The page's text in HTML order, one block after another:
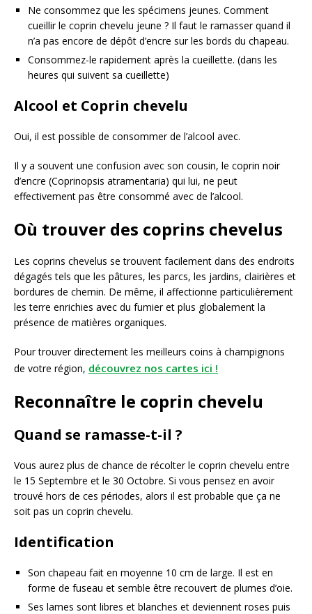
Ne consommez que les spécimens jeunes. Comment
cueillir le coprin chevelu jeune ? Il faut le ramasser quand il
n’a pas encore de dépôt d’encre sur les bords du chapeau.
Consommez-le rapidement après la cueillette. (dans les
heures qui suivent sa cueillette)
Alcool et Coprin chevelu
Oui, il est possible de consommer de l’alcool avec.
Il y a souvent une confusion avec son cousin, le coprin noir
d’encre (Coprinopsis atramentaria) qui lui, ne peut
effectivement pas être consommé avec de l’alcool.
Où trouver des coprins chevelus
Les coprins chevelus se trouvent facilement dans des endroits
dégagés tels que les pâtures, les parcs, les jardins, clairières et
bordures de chemin. De même, il affectionne particulièrement
les terre enrichies avec du fumier et plus globalement la
présence de matières organiques.
Pour trouver directement les meilleurs coins à champignons
de votre région, découvrez nos cartes ici !
Reconnaître le coprin chevelu
Quand se ramasse-t-il ?
Vous aurez plus de chance de récolter le coprin chevelu entre
le 15 Septembre et le 30 Octobre. Si vous pensez en avoir
trouvé hors de ces périodes, alors il est probable que ça ne
soit pas un coprin chevelu.
Identification
Son chapeau fait en moyenne 10 cm de large. Il est en
forme de fuseau et semble être recouvert de plumes d’oie.
Ses lames sont libres et blanches et deviennent roses puis